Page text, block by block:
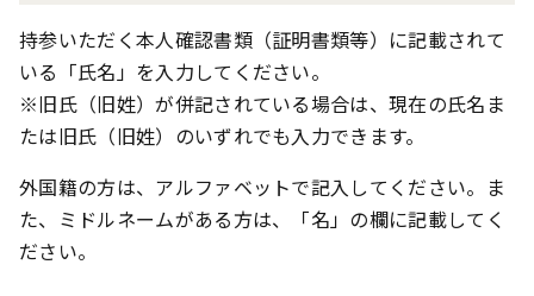
持参いただく本人確認書類（証明書類等）に記載されて
いる「氏名」を入力してください。
※旧氏（旧姓）が併記されている場合は、現在の氏名ま
たは旧氏（旧姓）のいずれでも入力できます。
外国籍の方は、アルファベットで記入してください。ま
た、ミドルネームがある方は、「名」の欄に記載してく
ださい。